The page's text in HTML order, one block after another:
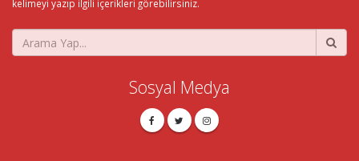
kelimeyi yazıp ilgili içerikleri görebilirsiniz.
Sosyal Medya